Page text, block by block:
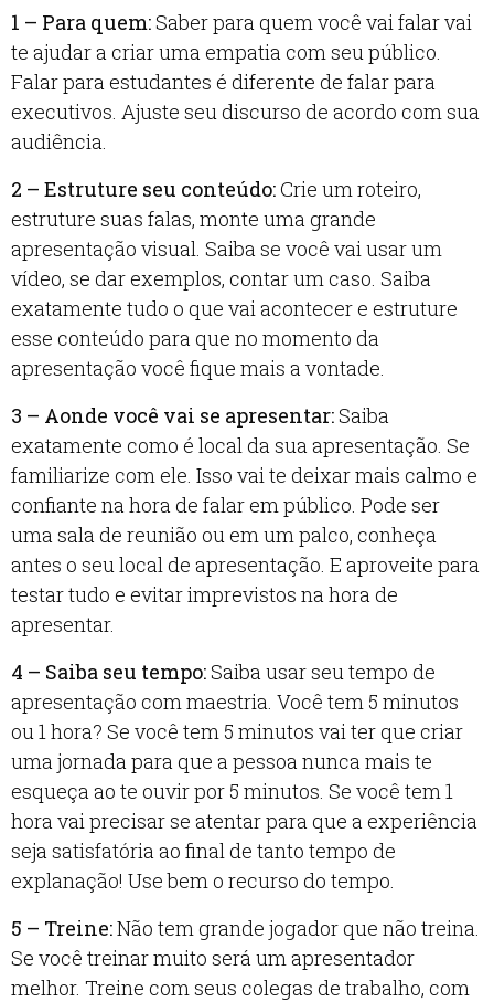
1 – Para quem:Saber para quem você vai falar vai
te ajudar a criar uma empatia com seu público.
Falar para estudantes é diferente de falar para
executivos. Ajuste seu discurso de acordo com sua
audiência.
2 – Estruture seu conteúdo:Crie um roteiro,
estruture suas falas, monte uma grande
apresentação visual. Saiba se você vai usar um
vídeo, se dar exemplos, contar um caso. Saiba
exatamente tudo o que vai acontecer e estruture
esse conteúdo para que no momento da
apresentação você fique mais a vontade.
3 – Aonde você vai se apresentar:Saiba
exatamente como é local da sua apresentação. Se
familiarize com ele. Isso vai te deixar mais calmo e
confiante na hora de falar em público. Pode ser
uma sala de reunião ou em um palco, conheça
antes o seu local de apresentação. E aproveite para
testar tudo e evitar imprevistos na hora de
apresentar.
4 – Saiba seu tempo:Saiba usar seu tempo de
apresentação com maestria. Você tem 5 minutos
ou 1 hora? Se você tem 5 minutos vai ter que criar
uma jornada para que a pessoa nunca mais te
esqueça ao te ouvir por 5 minutos. Se você tem 1
hora vai precisar se atentar para que a experiência
seja satisfatória ao final de tanto tempo de
explanação! Use bem o recurso do tempo.
5 – Treine:Não tem grande jogador que não treina.
Se você treinar muito será um apresentador
melhor. Treine com seus colegas de trabalho, com